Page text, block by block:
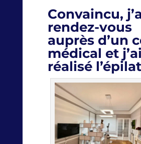
Convaincu,
rendez-vous
auprès d’un
médical et j’ai
réalisé